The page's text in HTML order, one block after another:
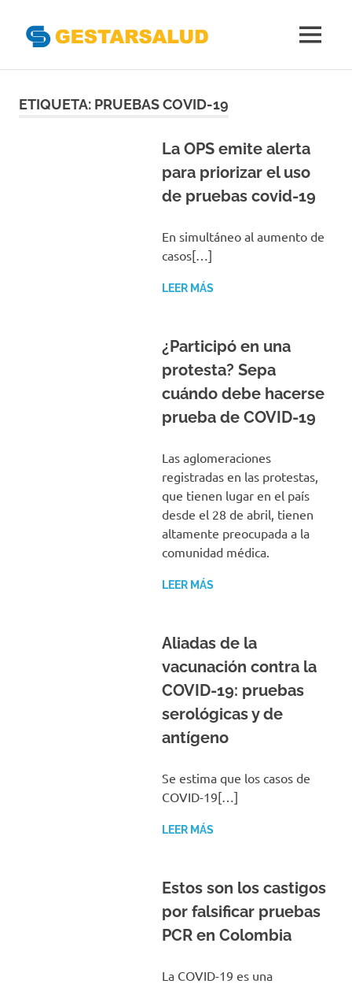
Gestoras
MENÚ
ETIQUETA: PRUEBAS COVID-19
La OPS emite alerta
para priorizar el uso
de pruebas covid-19
En simultáneo al aumento de
casos[…]
LEER MÁS
¿Participó en una
protesta? Sepa
cuándo debe hacerse
prueba de COVID-19
Las aglomeraciones
registradas en las protestas,
que tienen lugar en el país
desde el 28 de abril, tienen
altamente preocupada a la
comunidad médica.
LEER MÁS
Aliadas de la
vacunación contra la
COVID-19: pruebas
serológicas y de
antígeno
Se estima que los casos de
COVID-19[…]
LEER MÁS
Estos son los castigos
por falsificar pruebas
PCR en Colombia
La COVID-19 es una